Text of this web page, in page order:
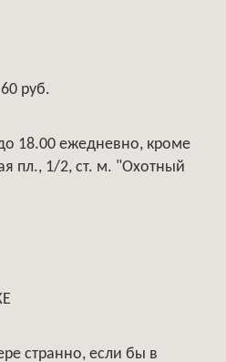
руб.
18.00 ежедневно, кроме
пл., 1/2, ст. м. "Охотный
странно, если бы в